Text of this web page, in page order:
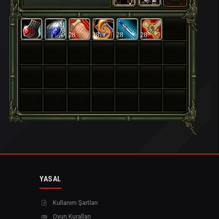
28 28 28 28
YASAL
Kullanım Şartları
Oyun Kuralları